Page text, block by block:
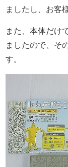
ましたし、お客
また、本体だけ
ましたので、そ
す。